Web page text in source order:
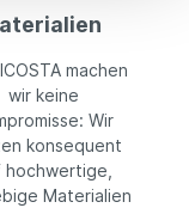
machen
wir keine
Wir
konsequent
hochwertige,
Materialien